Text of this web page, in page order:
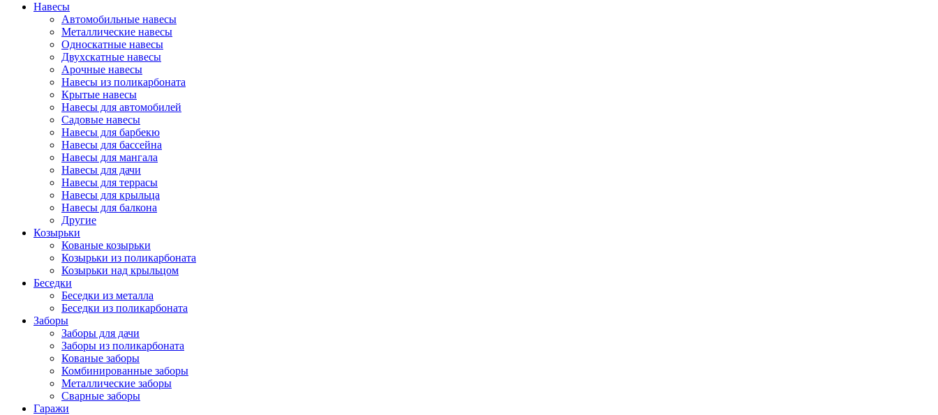
Навесы
Автомобильные навесы
Металлические навесы
Односкатные навесы
Двухскатные навесы
Арочные навесы
Навесы из поликарбоната
Крытые навесы
Навесы для автомобилей
Садовые навесы
Навесы для барбекю
Навесы для бассейна
Навесы для мангала
Навесы для дачи
Навесы для террасы
Навесы для крыльца
Навесы для балкона
Другие
Козырьки
Кованые козырьки
Козырьки из поликарбоната
Козырьки над крыльцом
Беседки
Беседки из металла
Беседки из поликарбоната
Заборы
Заборы для дачи
Заборы из поликарбоната
Кованые заборы
Комбинированные заборы
Металлические заборы
Сварные заборы
Гаражи